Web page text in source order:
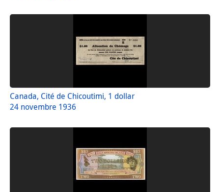
Canada, Cité de Chicoutimi, 1 dollar
24 novembre 1936